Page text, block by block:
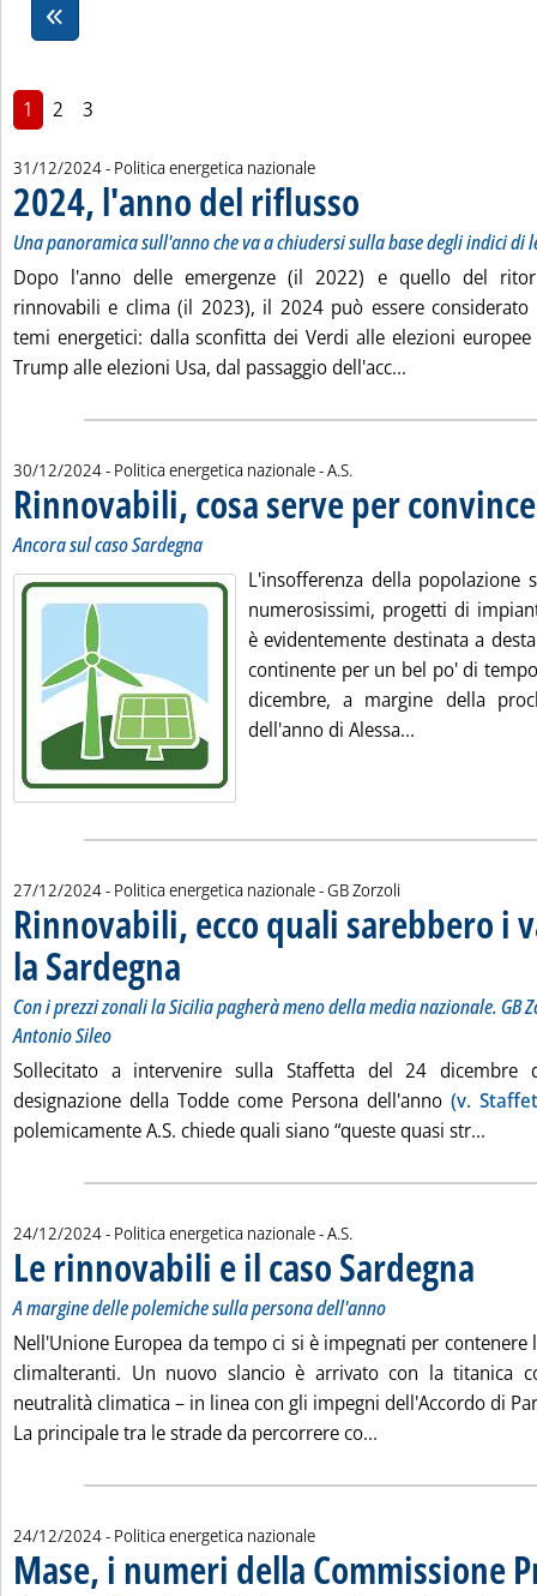
1 2 3
31/12/2024- Politica energetica nazionale
2024, l'anno del riflusso
Una panoramica sull'anno che va a chiudersi sulla base degli indici
Dopo l'anno delle emergenze (il 2022) e quello del
rinnovabili e clima (il 2023), il 2024 può essere
temi energetici: dalla sconfitta dei Verdi alle elezioni
Trump alle elezioni Usa, dal passaggio dell'acc...
30/12/2024- Politica energetica nazionale -di:
A.S.
Rinnovabili, cosa serve per
Ancora sul caso Sardegna
L'insofferenza della popolazione
numerosissimi, progetti di
è evidentemente destinata a
continente per un bel po' di
dicembre, a margine della
dell'anno di Alessa...
27/12/2024- Politica energetica nazionale -di:
GB Zorzoli
Rinnovabili, ecco quali sarebbero i
la Sardegna . Sottotitolo: Con i prezzi zonali la Sicilia pagherà meno
. Pubblicata venerdì 27 dicembre 2024 alle 9.40.
Con i prezzi zonali la Sicilia pagherà meno della media nazionale. GB
Antonio Sileo
Sollecitato a intervenire sulla Staffetta del 24 dicembre
designazione della Todde come Persona dell'anno (v.
polemicamente A.S. chiede quali siano “queste quasi str...
24/12/2024- Politica energetica nazionale -di:
A.S.
Le rinnovabili e il caso Sardegna
A margine delle polemiche sulla persona dell'anno
Nell'Unione Europea da tempo ci si è impegnati per
climalteranti. Un nuovo slancio è arrivato con la titanica
neutralità climatica – in linea con gli impegni dell'Accordo di
La principale tra le strade da percorrere co...
24/12/2024- Politica energetica nazionale
Mase, i numeri della Commissione